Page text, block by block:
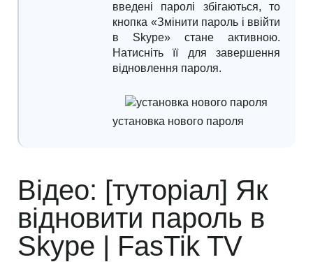
введені паролі збігаються, то
кнопка «Змінити пароль і ввійти
в Skype» стане активною.
Натисніть її для завершення
відновлення пароля.
установка нового пароля
Відео: [туторіал] Як
відновити пароль в
Skype | FasTik TV